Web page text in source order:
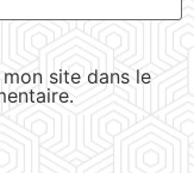
site dans le